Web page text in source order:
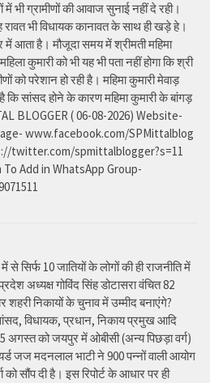
भी ग्रामीणों की आवाज सुनाई नहीं दे रही।
भी विधायक कानावत के साथ ही खड़े हे।
में आता है। मौजूदा समय में श्रीमती महिमा
कुमारी को भी यह भी पता नहीं होगा कि श्री
को परेशान हो रही है। महिमा कुमारी मेवाड़
सांसद होने के कारण महिमा कुमारी के बांगड़
BLOGGER ( 06-08-2026) Website-
www.facebook.com/SPMittalblog
twitter.com/spmittalblogger?s=11
Add in WhatsApp Group-
से सिर्फ 10 जातियों के लोगों की ही राजनीति में
अध्यक्ष गोविंद सिंह डोटासरा वंचित 82
शहरी निकायों के चुनाव में उम्मीद बनाएंगे?
विधायक, प्रधान, निकाय प्रमुख आदि
को जयपुर में ओबीसी (अन्य पिछड़ा वर्ग)
जज मदनलाल भाटी ने 900 पन्नों वाली आयोग
को सौंप दी है। इस रिपोर्ट के आधार पर ही